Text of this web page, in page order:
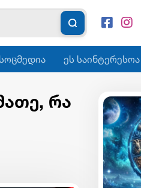
სოცმედია ეს საინტერესოა
რა